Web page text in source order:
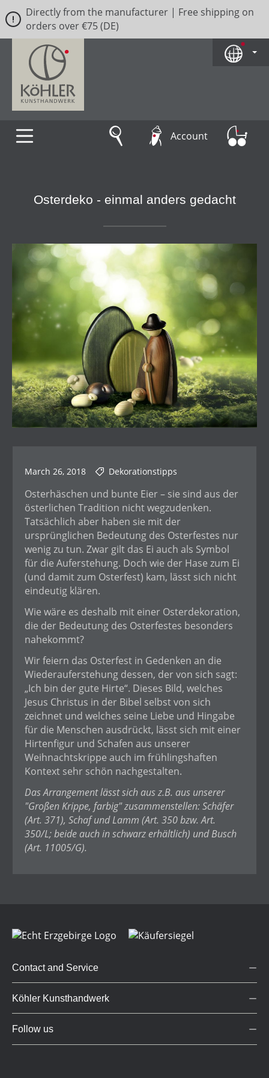
Skip to main content
Directly from the manufacturer | Free shipping on
orders over €75 (DE)
Account
Osterdeko - einmal anders gedacht
March 26, 2018 Dekorationstipps
Osterhäschen und bunte Eier – sie sind aus der
österlichen Tradition nicht wegzudenken.
Tatsächlich aber haben sie mit der
ursprünglichen Bedeutung des Osterfestes nur
wenig zu tun. Zwar gilt das Ei auch als Symbol
für die Auferstehung. Doch wie der Hase zum Ei
(und damit zum Osterfest) kam, lässt sich nicht
eindeutig klären.
Wie wäre es deshalb mit einer Osterdekoration,
die der Bedeutung des Osterfestes besonders
nahekommt?
Wir feiern das Osterfest in Gedenken an die
Wiederauferstehung dessen, der von sich sagt:
„Ich bin der gute Hirte“. Dieses Bild, welches
Jesus Christus in der Bibel selbst von sich
zeichnet und welches seine Liebe und Hingabe
für die Menschen ausdrückt, lässt sich mit einer
Hirtenfigur und Schafen aus unserer
Weihnachtskrippe auch im frühlingshaften
Kontext sehr schön nachgestalten.
Das Arrangement lässt sich aus z.B. aus unserer
"Großen Krippe, farbig" zusammenstellen: Schäfer
(Art. 371), Schaf und Lamm (Art. 350 bzw. Art.
350/L; beide auch in schwarz erhältlich) und Busch
(Art. 11005/G).
Contact and Service
Köhler Kunsthandwerk
Follow us